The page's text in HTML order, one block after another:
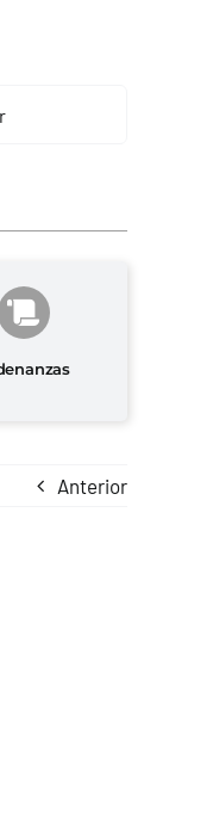
Anterior